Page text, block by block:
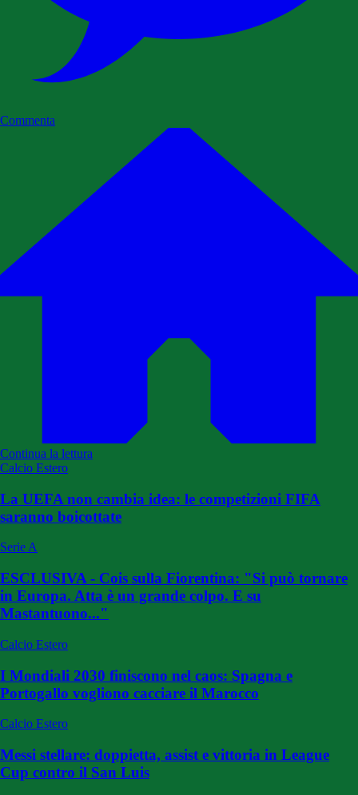
Commenta
Continua la lettura
Calcio Estero
La UEFA non cambia idea: le competizioni FIFA
saranno boicottate
Serie A
ESCLUSIVA - Cois sulla Fiorentina: "Si può tornare
in Europa. Atta è un grande colpo. E su
Mastantuono..."
Calcio Estero
I Mondiali 2030 finiscono nel caos: Spagna e
Portogallo vogliono cacciare il Marocco
Calcio Estero
Messi stellare: doppietta, assist e vittoria in League
Cup contro il San Luis